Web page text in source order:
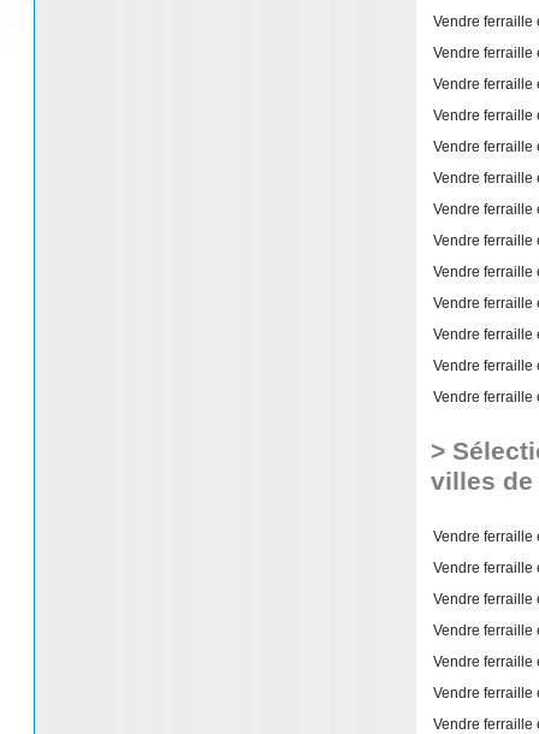
Vendre ferraille
Vendre ferraille
Vendre ferraille
Vendre ferraille
Vendre ferraille
Vendre ferraille
Vendre ferraille
Vendre ferraille
Vendre ferraille
Vendre ferraille
Vendre ferraille
Vendre ferraille
Vendre ferraille
>
villes de
Vendre ferraille
Vendre ferraille
Vendre ferraille
Vendre ferraille
Vendre ferraille
Vendre ferraille
Vendre ferraille